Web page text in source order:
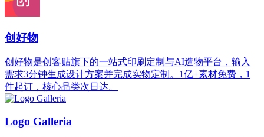
创好物
创好物是创客贴旗下的一站式印刷定制与AI造物平台，输入
需求3分钟生成设计方案并完成实物定制。1亿+素材免费，1
件起订，核心品类次日达。
Logo Galleria